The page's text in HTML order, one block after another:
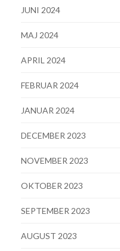
JUNI 2024
MAJ 2024
APRIL 2024
FEBRUAR 2024
JANUAR 2024
DECEMBER 2023
NOVEMBER 2023
OKTOBER 2023
SEPTEMBER 2023
AUGUST 2023